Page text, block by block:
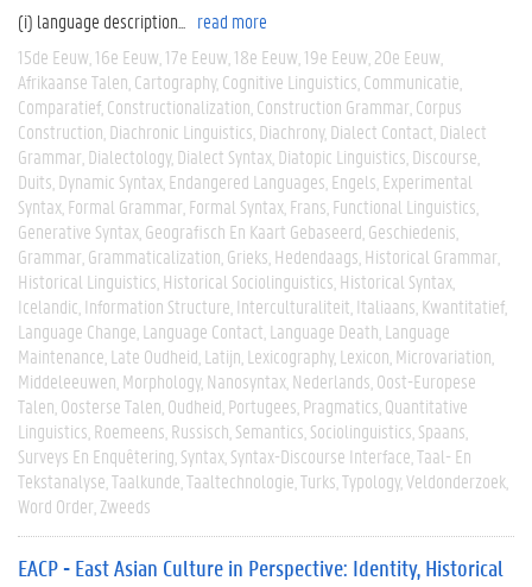
(i) language description...
read more
15de Eeuw 16e Eeuw 17e Eeuw 18e Eeuw 19e Eeuw 20e Eeuw
Afrikaanse Talen Cartography Cognitive Linguistics Communicatie
Comparatief Constructionalization Construction Grammar Corpus
Construction Diachronic Linguistics Diachrony Dialect Contact Dialect
Grammar Dialectology Dialect Syntax Diatopic Linguistics Discourse
Duits Dynamic Syntax Endangered Languages Engels Experimental
Syntax Formal Grammar Formal Syntax Frans Functional Linguistics
Generative Syntax Geografisch En Kaart Gebaseerd Geschiedenis
Grammar Grammaticalization Grieks Hedendaags Historical Grammar
Historical Linguistics Historical Sociolinguistics Historical Syntax
Icelandic Information Structure Interculturaliteit Italiaans Kwantitatief
Language Change Language Contact Language Death Language
Maintenance Late Oudheid Latijn Lexicography Lexicon Microvariation
Middeleeuwen Morphology Nanosyntax Nederlands Oost-Europese
Talen Oosterse Talen Oudheid Portugees Pragmatics Quantitative
Linguistics Roemeens Russisch Semantics Sociolinguistics Spaans
Surveys En Enquêtering Syntax Syntax-Discourse Interface Taal- En
Tekstanalyse Taalkunde Taaltechnologie Turks Typology Veldonderzoek
Word Order Zweeds
EACP - East Asian Culture in Perspective: Identity, Historical